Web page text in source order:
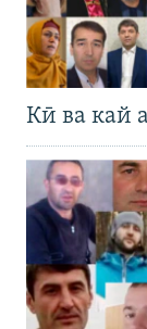
Кӣ ва кай